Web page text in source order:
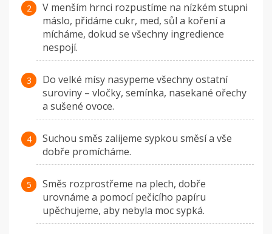
V menším hrnci rozpustíme na nízkém stupni
máslo, přidáme cukr, med, sůl a koření a
mícháme, dokud se všechny ingredience
nespojí.
Do velké mísy nasypeme všechny ostatní
suroviny – vločky, semínka, nasekané ořechy
a sušené ovoce.
Suchou směs zalijeme sypkou směsí a vše
dobře promícháme.
Směs rozprostřeme na plech, dobře
urovnáme a pomocí pečicího papíru
upěchujeme, aby nebyla moc sypká.